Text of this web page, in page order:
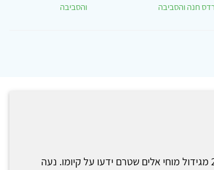
חנה והסביבה
והסביבה
נעה נפטרה באופן פתאומי בסוף אוגוסט 2019 מגידול מוחי אלים שטרם ידעו על קיומו. נעה